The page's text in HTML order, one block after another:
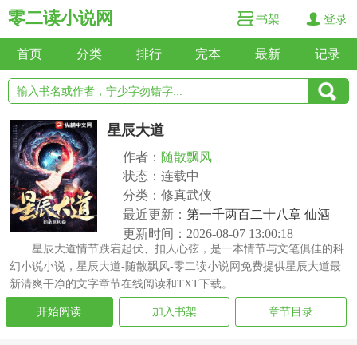
零二读小说网 书架 登录
首页 分类 排行 完本 最新 记录
星辰大道
作者： 随散飘风
状态：连载中
分类：修真武侠
最近更新： 第一千两百二十八章 仙酒
更新时间：2026-08-07 13:00:18
星辰大道情节跌宕起伏、扣人心弦，是一本情节与文笔俱佳的科
幻小说小说，星辰大道-随散飘风-零二读小说网免费提供星辰大道最
新清爽干净的文字章节在线阅读和TXT下载。
开始阅读 加入书架 章节目录